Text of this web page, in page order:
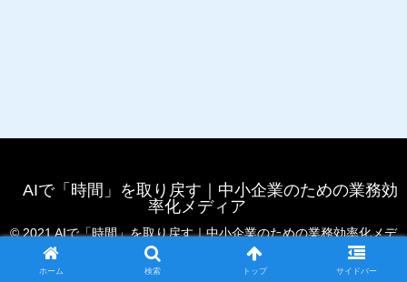
AIで「時間」を取り戻す｜中小企業のための業務効
率化メディア
© 2021 AIで「時間」を取り戻す｜中小企業のための業務効率化メデ
ホーム 検索 トップ サイドバー